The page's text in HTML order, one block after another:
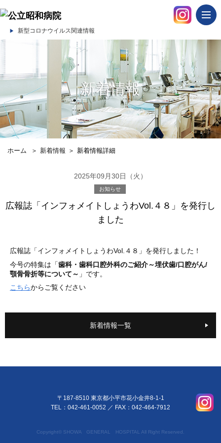
新型コロナウイルス関連情報
新着情報
ホーム ＞ 新着情報 ＞ 新着情報詳細
2025年09月30日（火）
お知らせ
広報誌「インフォメイトしょうわVol.４８」を発行し
ました
広報誌「インフォメイトしょうわVol.４８」を発行しました！
今号の特集は「歯科・歯科口腔外科のご紹介～埋伏歯/口腔がん/
顎骨骨折等について～ 」です。
こちらからご覧ください
新着情報一覧
〒187-8510 東京都小平市花小金井8-1-1
TEL：042-461-0052 ／ FAX：042-464-7912
Copyright© SHOWA GENERAL HOSPITAL All Right Reserved.